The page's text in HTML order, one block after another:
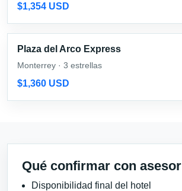
$1,354 USD
Plaza del Arco Express
Monterrey · 3 estrellas
$1,360 USD
Qué confirmar con asesor
Disponibilidad final del hotel